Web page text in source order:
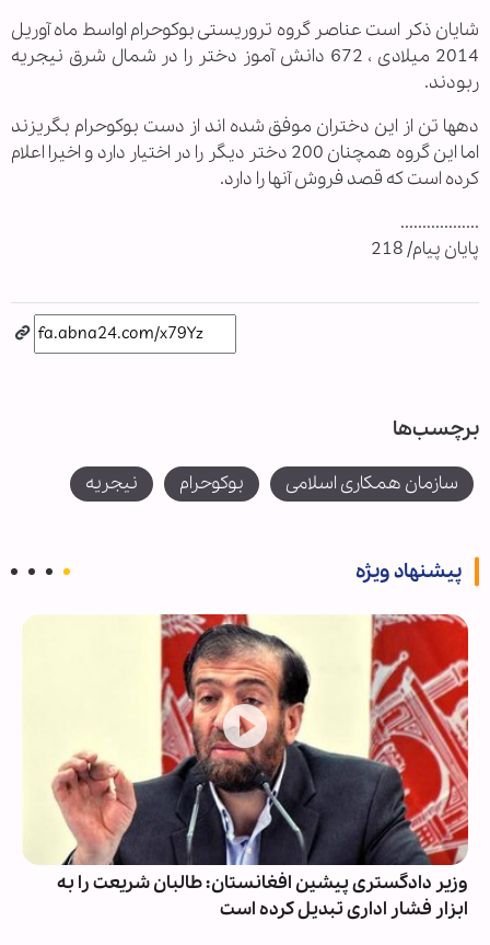
شایان ذکر است عناصر گروه تروریستی بوکوحرام اواسط ماه آوریل
2014 میلادی ، 672 دانش آموز دختر را در شمال شرق نیجریه
ربودند.
دهها تن از این دختران موفق شده اند از دست بوکوحرام بگریزند
اما این گروه همچنان 200 دختر دیگر را در اختیار دارد و اخیرا اعلام
کرده است که قصد فروش آنها را دارد.
..................
پایان پیام/ 218
برچسب‌ها
سازمان همکاری اسلامی بوکوحرام نیجریه
پیشنهاد ویژه
وزیر دادگستری پیشین افغانستان: طالبان شریعت را به
ابزار فشار اداری تبدیل کرده است